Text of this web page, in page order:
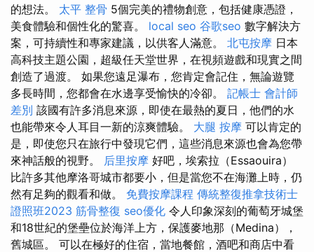
的想法。 太平 整骨 5個完美的禮物創意，包括健康憑證，
美食體驗和個性化的驚喜。 local seo 谷歌seo 數字解決方
案，可持續性和專家建議，以供客人滿意。 北屯按摩 日本
高科技主題公園，超級任天堂世界，在視頻遊戲和現實之間
創造了過渡。 如果您遠足瀑布，您肯定會記住，無論遊覽
多長時間，您都會在水邊享受愉快的冷卻。 記帳士 會計師
差別 該國有許多消息來源，即使在最熱的夏日，他們的水
也能帶來令人耳目一新的涼爽體驗。 大腿 按摩 可以肯定的
是，即使您只在旅行中發現它們，這些消息來源也會為您帶
來神話般的視野。 后里按摩 好吧，埃索拉（Essaouira）
比許多其他摩洛哥城市都要小，但是當您不在海灘上時，仍
然有足夠的觀看和做。 免費按摩課程 傳統整復推拿技術士
證照班2023 筋骨整復 seo優化 令人印象深刻的葡萄牙城堡
和18世紀的堡壘位於海洋上方，保護麥地那（Medina），
舊城區。 可以在極好的住宿，當地餐館，酒吧和商店中看